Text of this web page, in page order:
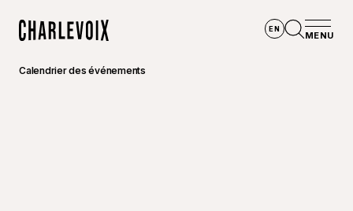
EN
MENU
Calendrier des événements